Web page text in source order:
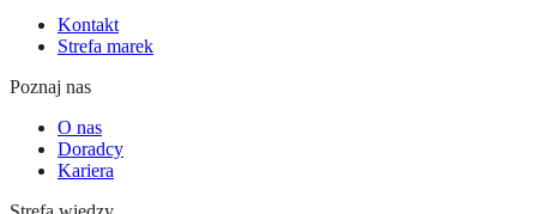
Kontakt
Strefa marek
Poznaj nas
O nas
Doradcy
Kariera